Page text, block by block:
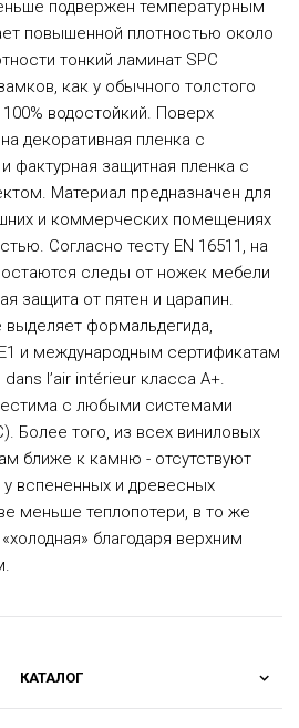
подвержен температурным
повышенной плотностью около
тонкий ламинат SPC
как у обычного толстого
водостойкий. Поверх
декоративная пленка с
фактурная защитная пленка с
Материал предназначен для
и коммерческих помещениях
Согласно тесту EN 16511, на
следы от ножек мебели
защита от пятен и царапин.
выделяет формальдегида,
и международным сертификатам
l’air intérieur класса A+.
с любыми системами
Более того, из всех виниловых
ближе к камню - отсутствуют
вспененных и древесных
меньше теплопотери, в то же
благодаря верхним
КАТАЛОГ